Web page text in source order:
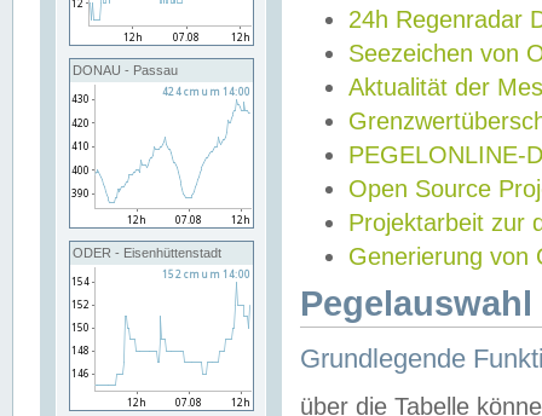
DONAU - Passau
ODER - Eisenhüttenstadt
24h Regenradar
Seezeichen von
Aktualität der
PEGELONLINE-
Open Source
Projektarbeit zur
Generierung von
Grundlegende
über die Tabelle